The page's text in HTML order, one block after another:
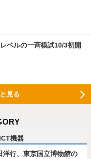
ベルの一斉模試10/3初開
見る
ICT機器
洋行、東京国立博物館の